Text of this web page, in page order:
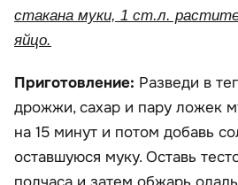
стакана муки, 1 ст.л.
яйцо.
Приготовление: Разведи в
дрожжи, сахар и пару ложек
на 15 минут и потом добавь
оставшуюся муку. Оставь